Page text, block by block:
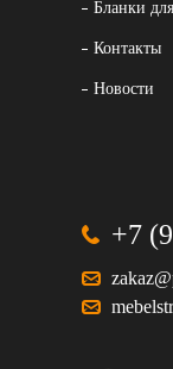
Бланки
Контакты
Новости
+7